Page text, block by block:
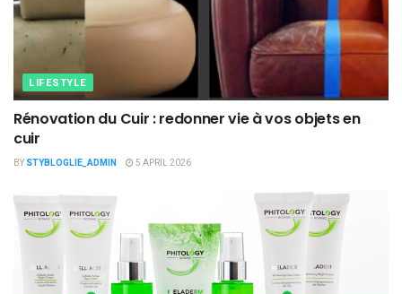
LIFESTYLE
Rénovation du Cuir : redonner vie à vos objets en
cuir
BY STYBLOGLIE_ADMIN 5 APRIL 2026